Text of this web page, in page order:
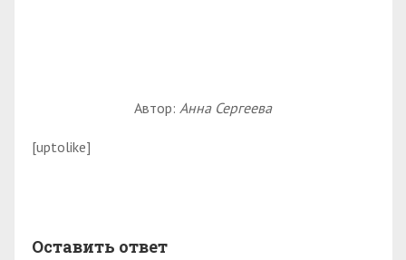
Автор: Анна Сергеева
[uptolike]
Оставить ответ